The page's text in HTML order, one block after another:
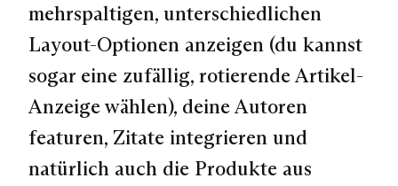
mehrspaltigen, unterschiedlichen
Layout-Optionen anzeigen (du kannst
sogar eine zufällig, rotierende Artikel-
Anzeige wählen), deine Autoren
featuren, Zitate integrieren und
natürlich auch die Produkte aus